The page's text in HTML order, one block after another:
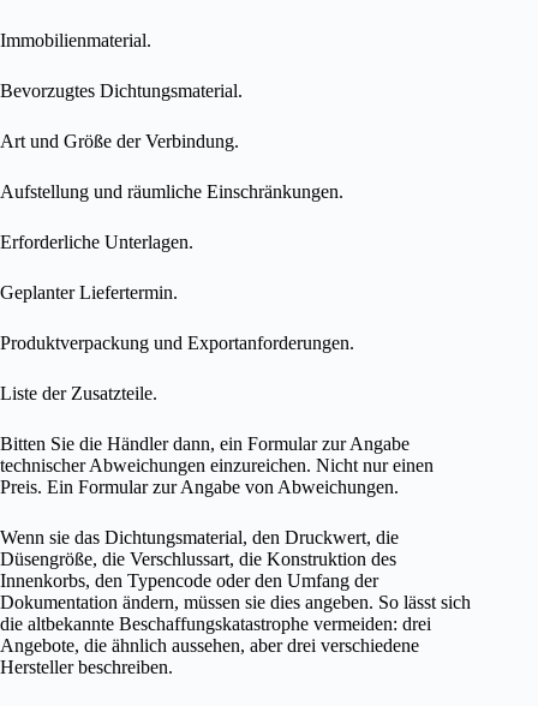
Immobilienmaterial.
Bevorzugtes Dichtungsmaterial.
Art und Größe der Verbindung.
Aufstellung und räumliche Einschränkungen.
Erforderliche Unterlagen.
Geplanter Liefertermin.
Produktverpackung und Exportanforderungen.
Liste der Zusatzteile.
Bitten Sie die Händler dann, ein Formular zur Angabe
technischer Abweichungen einzureichen. Nicht nur einen
Preis. Ein Formular zur Angabe von Abweichungen.
Wenn sie das Dichtungsmaterial, den Druckwert, die
Düsengröße, die Verschlussart, die Konstruktion des
Innenkorbs, den Typencode oder den Umfang der
Dokumentation ändern, müssen sie dies angeben. So lässt sich
die altbekannte Beschaffungskatastrophe vermeiden: drei
Angebote, die ähnlich aussehen, aber drei verschiedene
Hersteller beschreiben.